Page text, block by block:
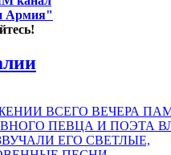
Армия"
ВСЕГО ВЕЧЕРА
ПЕВЦА И ПОЭТА
ЕГО СВЕТЛЫЕ,